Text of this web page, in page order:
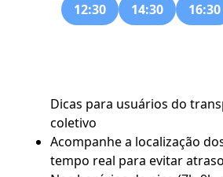
12:30
14:30 16:30
Dicas para usuários do
coletivo
Acompanhe a localização
tempo real para evitar